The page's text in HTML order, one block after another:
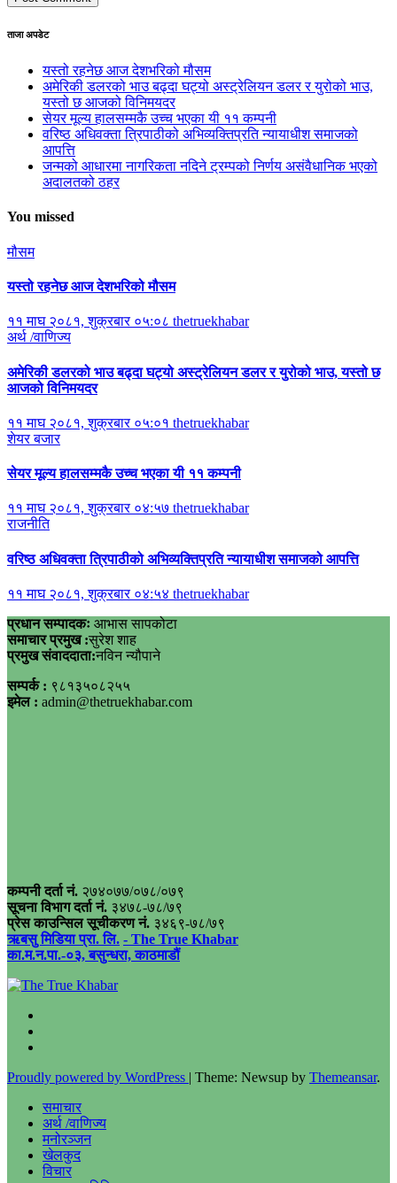
ताजा अपडेट
यस्तो रहनेछ आज देशभरिको मौसम
अमेरिकी डलरको भाउ बढ्दा घट्यो अस्ट्रेलियन डलर र युरोको भाउ,
यस्तो छ आजको विनिमयदर
सेयर मूल्य हालसम्मकै उच्च भएका यी ११ कम्पनी
वरिष्ठ अधिवक्ता त्रिपाठीको अभिव्यक्तिप्रति न्यायाधीश समाजको
आपत्ति
जन्मको आधारमा नागरिकता नदिने ट्रम्पको निर्णय असंवैधानिक भएको
अदालतको ठहर
You missed
मौसम
यस्तो रहनेछ आज देशभरिको मौसम
११ माघ २०८१, शुक्रबार ०५:०८ thetruekhabar
अर्थ /वाणिज्य
अमेरिकी डलरको भाउ बढ्दा घट्यो अस्ट्रेलियन डलर र युरोको भाउ, यस्तो छ
आजको विनिमयदर
११ माघ २०८१, शुक्रबार ०५:०१ thetruekhabar
शेयर बजार
सेयर मूल्य हालसम्मकै उच्च भएका यी ११ कम्पनी
११ माघ २०८१, शुक्रबार ०४:५७ thetruekhabar
राजनीति
वरिष्ठ अधिवक्ता त्रिपाठीको अभिव्यक्तिप्रति न्यायाधीश समाजको आपत्ति
११ माघ २०८१, शुक्रबार ०४:५४ thetruekhabar
प्रधान सम्पादकः आभास सापकोटा
समाचार प्रमुख :सुरेश शाह
प्रमुख संवाददाता:नविन न्यौपाने
सम्पर्क : ९८१३५०८२५५
इमेल : admin@thetruekhabar.com
कम्पनी दर्ता नं. २७४०७७/०७८/०७९
सूचना विभाग दर्ता नं. ३४७८-७८/७९
प्रेस काउन्सिल सूचीकरण नं. ३४६९-७८/७९
ऋबसु मिडिया प्रा. लि. - The True Khabar
का.म.न.पा.-०३, बसुन्धरा, काठमाडौं
Proudly powered by WordPress | Theme: Newsup by Themeansar.
समाचार
अर्थ /वाणिज्य
मनोरञ्जन
खेलकुद
विचार